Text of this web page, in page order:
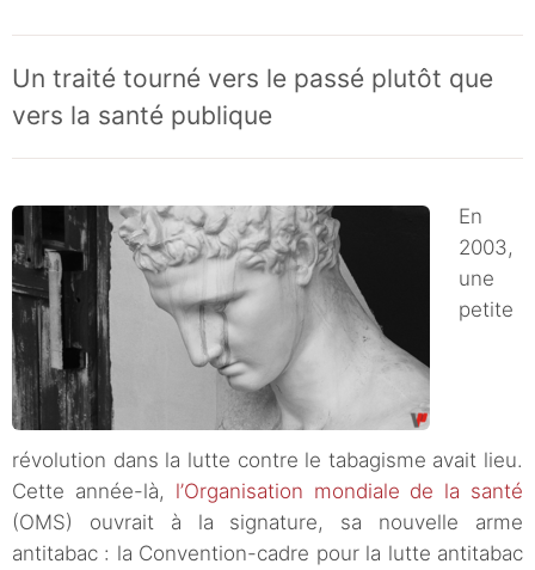
Un traité tourné vers le passé plutôt que
vers la santé publique
En
2003,
une
petite
révolution dans la lutte contre le tabagisme avait lieu.
Cette année-là, l’Organisation mondiale de la santé
(OMS) ouvrait à la signature, sa nouvelle arme
antitabac : la Convention-cadre pour la lutte antitabac